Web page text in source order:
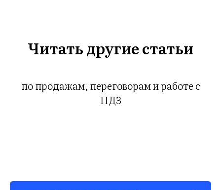
Читать другие статьи
по продажам, переговорам и работе с
ПДЗ